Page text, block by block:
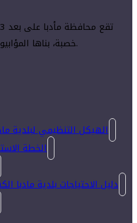
خصبة، بناها المؤابيون في القرن التاسع قبل الميلاد.
الهيكل التنظيمي لبلدية
الخطة
دليل الاحتياجات بلدية مادبا الكبرى